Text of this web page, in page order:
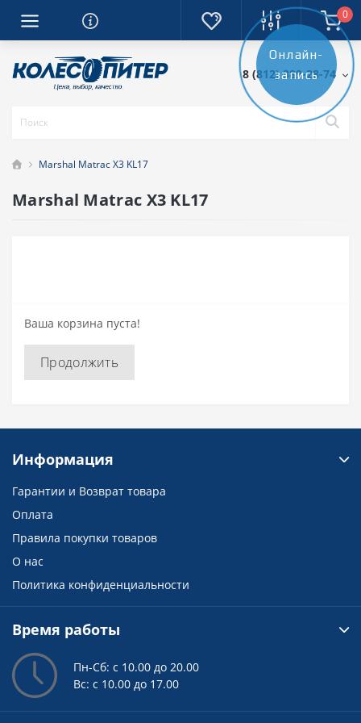
0
8 (812) 389-28-74
Marshal Matrac X3 KL17
Marshal Matrac X3 KL17
Ваша корзина пуста!
Продолжить
Онлайн-
запись
Информация
Гарантии и Возврат товара
Оплата
Правила покупки товаров
О нас
Политика конфиденциальности
Время работы
Пн-Сб: с 10.00 до 20.00
Вс: с 10.00 до 17.00